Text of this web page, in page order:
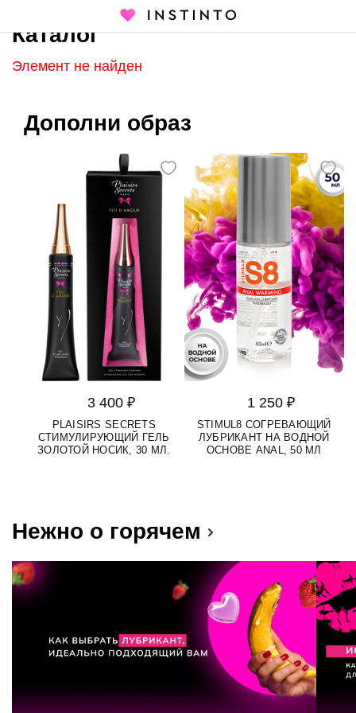
Каталог
Каталог
Элемент не найден
Дополни образ
3 400 ₽
PLAISIRS SECRETS
СТИМУЛИРУЮЩИЙ ГЕЛЬ
ЗОЛОТОЙ НОСИК, 30 МЛ.
1 250 ₽
STIMUL8 СОГРЕВАЮЩИЙ
ЛУБРИКАНТ НА ВОДНОЙ
ОСНОВЕ ANAL, 50 МЛ
Нежно о горячем